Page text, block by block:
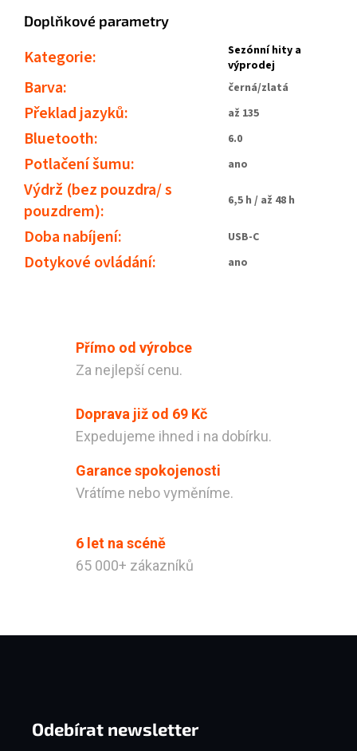
Přímo od výrobce
Za nejlepší cenu.
Doprava již od 69 Kč
Expedujeme ihned i na dobírku.
Garance spokojenosti
Vrátíme nebo vyměníme.
6 let na scéně
65 000+ zákazníků
Doplňkové parametry
Kategorie:
Sezónní hity a
výprodej
Barva: černá/zlatá
Překlad jazyků: až 135
Bluetooth: 6.0
Potlačení šumu: ano
Výdrž (bez pouzdra/ s
pouzdrem): 6,5 h / až 48 h
Doba nabíjení: USB-C
Dotykové ovládání: ano
Odebírat newsletter